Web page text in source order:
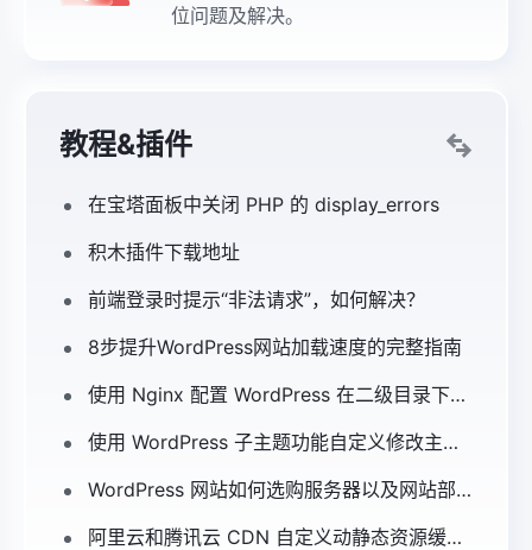
位问题及解决。
教程&插件
在宝塔面板中关闭 PHP 的 display_errors
积木插件下载地址
前端登录时提示“非法请求”，如何解决？
8步提升WordPress网站加载速度的完整指南
使用 Nginx 配置 WordPress 在二级目录下运
使用 WordPress 子主题功能自定义修改主题
WordPress 网站如何选购服务器以及网站部
阿里云和腾讯云 CDN 自定义动静态资源缓存